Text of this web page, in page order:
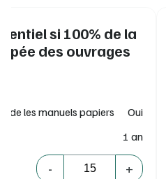
si 100% de la
des ouvrages
les manuels papiers
Oui
1 an
-
Quantité
+